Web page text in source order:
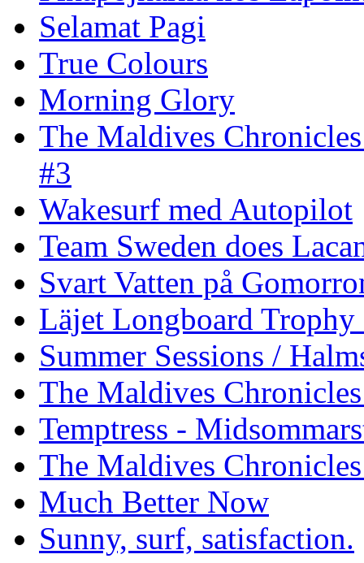
Selamat Pagi
True Colours
Morning Glory
The Maldives
#3
Wakesurf med Autopilot
Team Sweden does
Svart Vatten på
Läjet Longboard
Summer Sessions /
The Maldives
Temptress -
The Maldives
Much Better Now
Sunny, surf, satisfaction.